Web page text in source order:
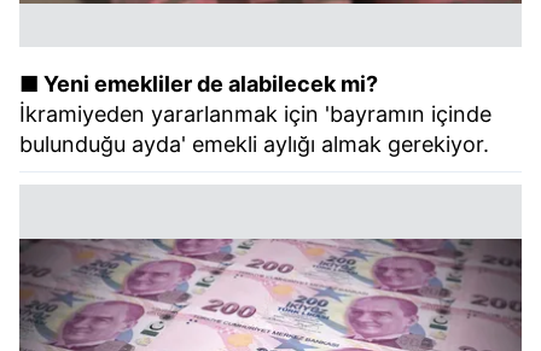
■ Yeni emekliler de alabilecek mi?
İkramiyeden yararlanmak için 'bayramın içinde
bulunduğu ayda' emekli aylığı almak gerekiyor.